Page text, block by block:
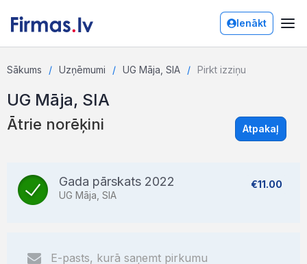
Ienākt
Sākums Uzņēmumi UG Māja, SIA Pirkt izziņu
UG Māja, SIA
Ātrie norēķini Atpakaļ
Gada pārskats 2022
UG Māja, SIA
€11.00